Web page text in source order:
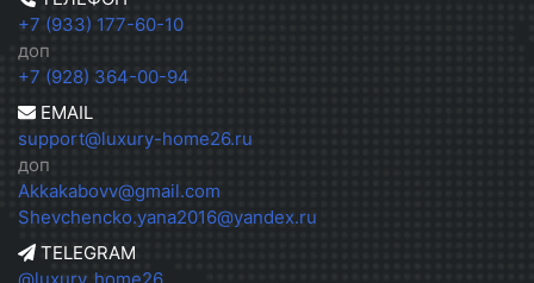
+7 (933) 177-60-10
доп
+7 (928) 364-00-94
EMAIL
support@luxury-home26.ru
доп
Akkakabovv@gmail.com
Shevchencko.yana2016@yandex.ru
TELEGRAM